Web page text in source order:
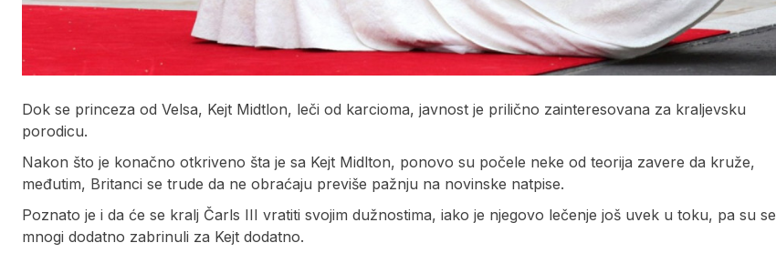
Dok se princeza od Velsa, Kejt Midtlon, leči od karcioma, javnost je prilično zainteresovana za kraljevsku
porodicu.
Nakon što je konačno otkriveno šta je sa Kejt Midlton, ponovo su počele neke od teorija zavere da kruže,
međutim, Britanci se trude da ne obraćaju previše pažnju na novinske natpise.
Poznato je i da će se kralj Čarls III vratiti svojim dužnostima, iako je njegovo lečenje još uvek u toku, pa su se
mnogi dodatno zabrinuli za Kejt dodatno.